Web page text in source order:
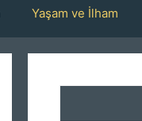
Yaşam ve İlham